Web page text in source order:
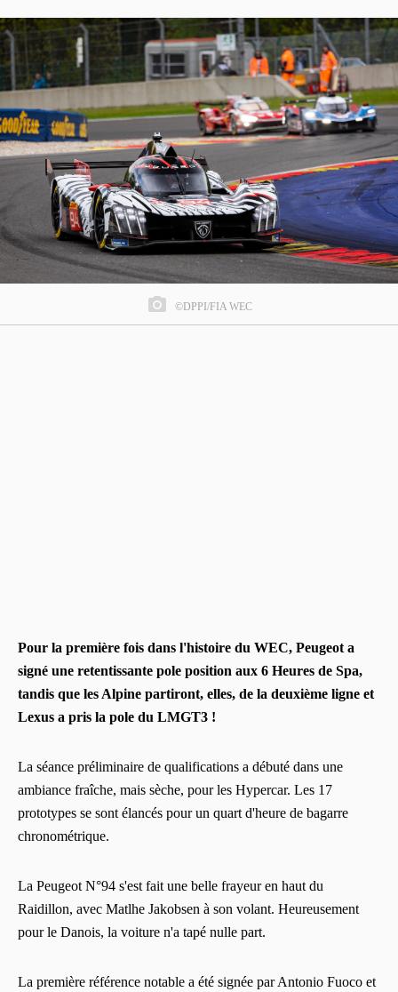
©DPPI/FIA WEC
Pour la première fois dans l'histoire du WEC, Peugeot a
signé une retentissante pole position aux 6 Heures de Spa,
tandis que les Alpine partiront, elles, de la deuxième ligne et
Lexus a pris la pole du LMGT3 !
La séance préliminaire de qualifications a débuté dans une
ambiance fraîche, mais sèche, pour les Hypercar. Les 17
prototypes se sont élancés pour un quart d'heure de bagarre
chronométrique.
La Peugeot N°94 s'est fait une belle frayeur en haut du
Raidillon, avec Matlhe Jakobsen à son volant. Heureusement
pour le Danois, la voiture n'a tapé nulle part.
La première référence notable a été signée par Antonio Fuoco et